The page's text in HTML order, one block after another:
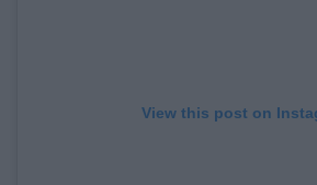
View this post on